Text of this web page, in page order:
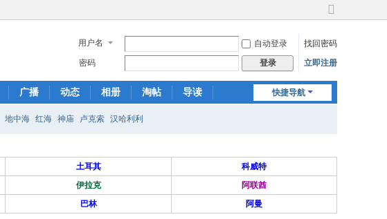
切
到
宽
用户名 自动登录
找回密码
密码
登录 立即注册
快捷导航
广播 动态 相册 淘帖
导读
地中海 红海 神庙 卢克索 汉哈利利
土耳其
科威特
伊拉克
阿联酋
巴林 阿曼